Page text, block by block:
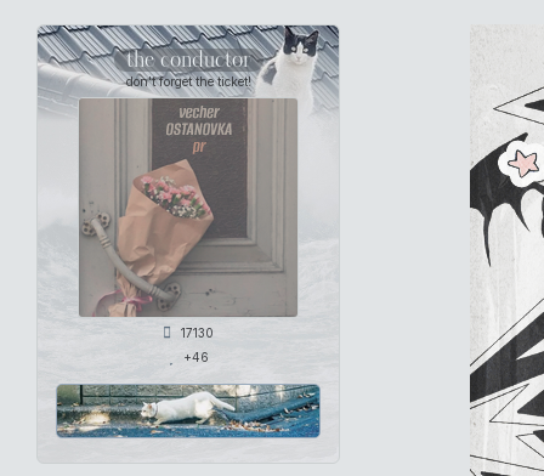
the conductor
don't forget the ticket!
17130
+46